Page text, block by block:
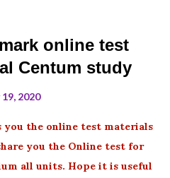
online test
Centum study
2020
you the online test materials
you the Online test for
all units. Hope it is useful